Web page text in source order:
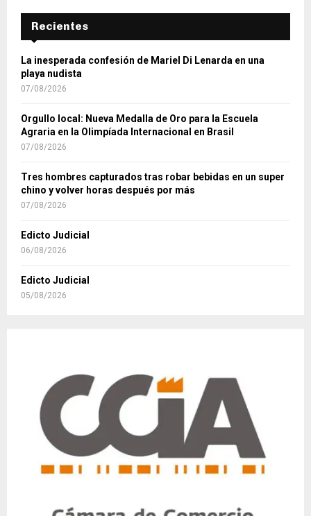
Recientes
La inesperada confesión de Mariel Di Lenarda en una
playa nudista
07/08/2026
Orgullo local: Nueva Medalla de Oro para la Escuela
Agraria en la Olimpíada Internacional en Brasil
07/08/2026
Tres hombres capturados tras robar bebidas en un super
chino y volver horas después por más
07/08/2026
Edicto Judicial
06/08/2026
Edicto Judicial
05/08/2026